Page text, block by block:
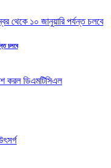
চলবে